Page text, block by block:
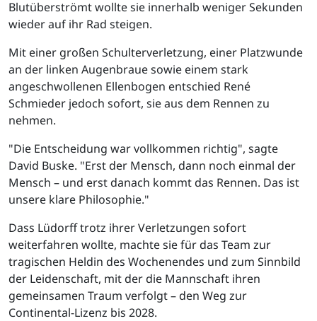
Blutüberströmt wollte sie innerhalb weniger Sekunden
wieder auf ihr Rad steigen.
Mit einer großen Schulterverletzung, einer Platzwunde
an der linken Augenbraue sowie einem stark
angeschwollenen Ellenbogen entschied René
Schmieder jedoch sofort, sie aus dem Rennen zu
nehmen.
"Die Entscheidung war vollkommen richtig", sagte
David Buske. "Erst der Mensch, dann noch einmal der
Mensch – und erst danach kommt das Rennen. Das ist
unsere klare Philosophie."
Dass Lüdorff trotz ihrer Verletzungen sofort
weiterfahren wollte, machte sie für das Team zur
tragischen Heldin des Wochenendes und zum Sinnbild
der Leidenschaft, mit der die Mannschaft ihren
gemeinsamen Traum verfolgt – den Weg zur
Continental-Lizenz bis 2028.